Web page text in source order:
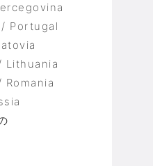
/ Portugal
Lithuania
Romania